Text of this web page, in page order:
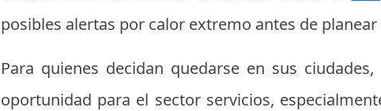
posibles alertas por calor extremo antes de
Para quienes decidan quedarse en sus
oportunidad para el sector servicios,